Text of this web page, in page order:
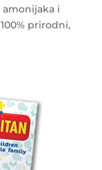
i
prirodni,